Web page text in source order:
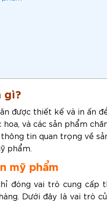
gì?
được thiết kế và in ấn
và các sản phẩm
tin quan trọng về
phẩm.
mỹ phẩm
đóng vai trò cung cấp
Dưới đây là vai trò